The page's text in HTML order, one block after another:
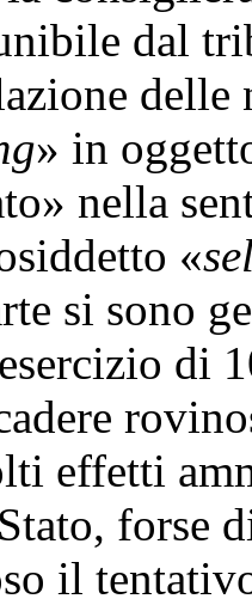
dal
delle
» in
nella
«
si sono
di
effetti
forse
il